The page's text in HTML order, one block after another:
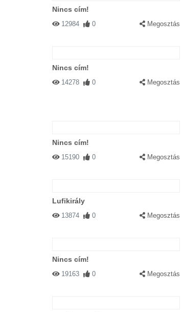
Nincs cím!
12984 0 Megosztás
Nincs cím!
14278 0 Megosztás
Nincs cím!
15190 0 Megosztás
Lufikirály
13874 0 Megosztás
Nincs cím!
19163 0 Megosztás